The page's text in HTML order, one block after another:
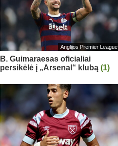
Anglijos Premier League
B. Guimaraesas oficialiai
persikėlė į „Arsenal“ klubą(1)